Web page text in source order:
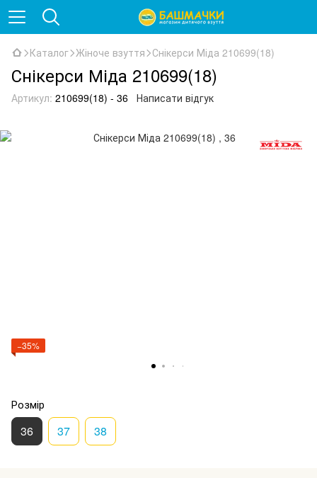
Каталог Жіноче взуття Снікерси Міда 210699(18)
Снікерси Міда 210699(18)
Артикул: 210699(18) - 36 Написати відгук
−35%
Розмір
36 37 38